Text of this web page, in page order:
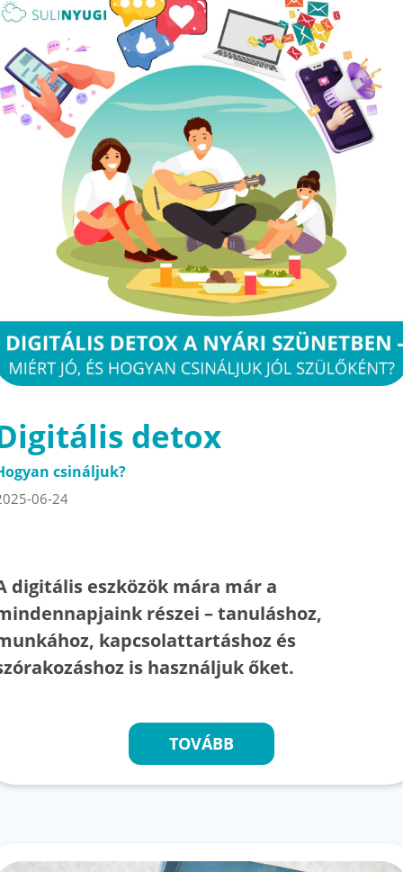
detox
csináljuk?
06-24
digitális eszközök mára már a
részei – tanuláshoz,
kapcsolattartáshoz és
is használjuk őket.
TOVÁBB